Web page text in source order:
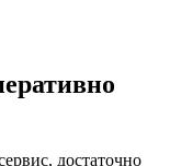
достаточно